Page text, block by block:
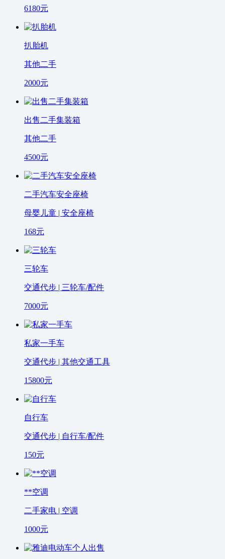
6180元
扒胎机
其他二手
2000元
出售二手集装箱
其他二手
4500元
二手汽车安全座椅
母婴儿童 | 安全座椅
168元
三轮车
交通代步 | 三轮车/配件
7000元
私家一手车
交通代步 | 其他交通工具
15800元
自行车
交通代步 | 自行车/配件
150元
**空调
二手家电 | 空调
1000元